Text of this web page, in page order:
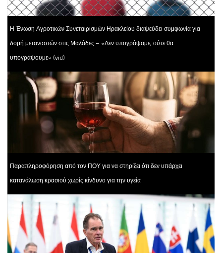
Η Ένωση Αγροτικών Συνεταιρισμών Ηρακλείου διαψεύδει συμφωνία για
δομή μεταναστών στις Μαλάδες – «Δεν υπογράψαμε, ούτε θα
υπογράψουμε» (vid)
Παραπληροφόρηση από τον ΠΟΥ για να στηρίξει ότι δεν υπάρχει
κατανάλωση κρασιού χωρίς κίνδυνο για την υγεία